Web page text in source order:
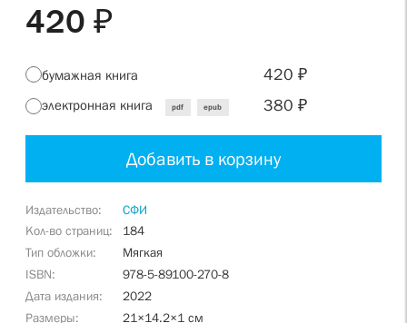
420 ₽
бумажная книга 420 ₽
электронная книга pdf epub 380 ₽
Добавить в корзину
Издательство
СФИ
Кол-во страниц
184
Тип обложки
Мягкая
ISBN
978-5-89100-270-8
Дата издания
2022
Размеры
21×14.2×1 см